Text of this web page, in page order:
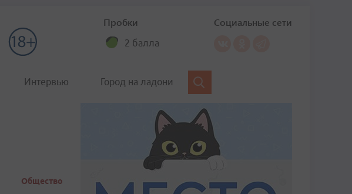
Пробки
2 балла
Социальные сети
Интервью Город на ладони
Общество